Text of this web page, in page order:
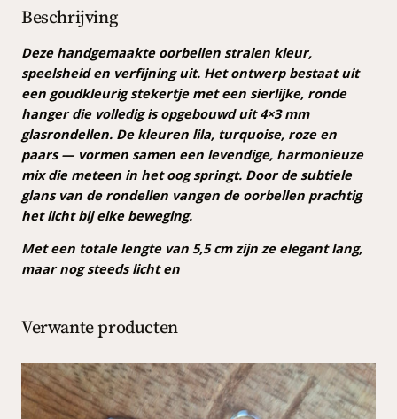
r
l
e
n
o
o
r
b
e
l
e
n
n
a
l
Beschrijving
Deze handgemaakte oorbellen stralen kleur,
speelsheid en verfijning uit. Het ontwerp bestaat uit
een goudkleurig stekertje met een sierlijke, ronde
hanger die volledig is opgebouwd uit 4×3 mm
glasrondellen. De kleuren lila, turquoise, roze en
paars — vormen samen een levendige, harmonieuze
mix die meteen in het oog springt. Door de subtiele
glans van de rondellen vangen de oorbellen prachtig
het licht bij elke beweging.
Met een totale lengte van 5,5 cm zijn ze elegant lang,
maar nog steeds licht en
Verwante producten